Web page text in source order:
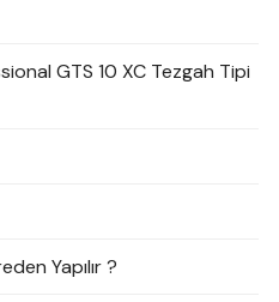
GTS 10 XC Tezgah Tipi
Yapılır ?